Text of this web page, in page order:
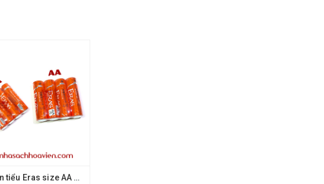
4v Pin tiểu Eras size AA AAA (Xịn) E691 E693